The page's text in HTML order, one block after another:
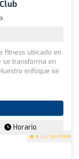
5 (62 opiniones)
fitness ubicado en
se transforma en
enfoque se
Horario